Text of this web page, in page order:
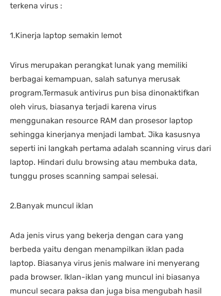
terkena virus :
1.Kinerja laptop semakin lemot
Virus merupakan perangkat lunak yang memiliki
berbagai kemampuan, salah satunya merusak
program.Termasuk antivirus pun bisa dinonaktifkan
oleh virus, biasanya terjadi karena virus
menggunakan resource RAM dan prosesor laptop
sehingga kinerjanya menjadi lambat. Jika kasusnya
seperti ini langkah pertama adalah scanning virus dari
laptop. Hindari dulu browsing atau membuka data,
tunggu proses scanning sampai selesai.
2.Banyak muncul iklan
Ada jenis virus yang bekerja dengan cara yang
berbeda yaitu dengan menampilkan iklan pada
laptop. Biasanya virus jenis malware ini menyerang
pada browser. Iklan-iklan yang muncul ini biasanya
muncul secara paksa dan juga bisa mengubah hasil